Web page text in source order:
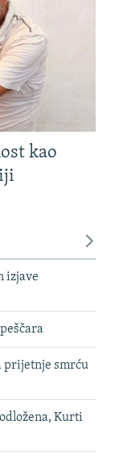
kao
izjave
prijetnje smrću
Kurti